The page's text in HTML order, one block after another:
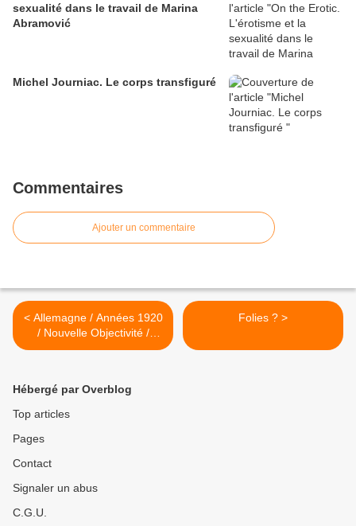
sexualité dans le travail de Marina
Abramović
Michel Journiac. Le corps transfiguré
Commentaires
Ajouter un commentaire
< Allemagne / Années 1920
/ Nouvelle Objectivité /
August Sander
Folies ? >
Hébergé par Overblog
Top articles
Pages
Contact
Signaler un abus
C.G.U.